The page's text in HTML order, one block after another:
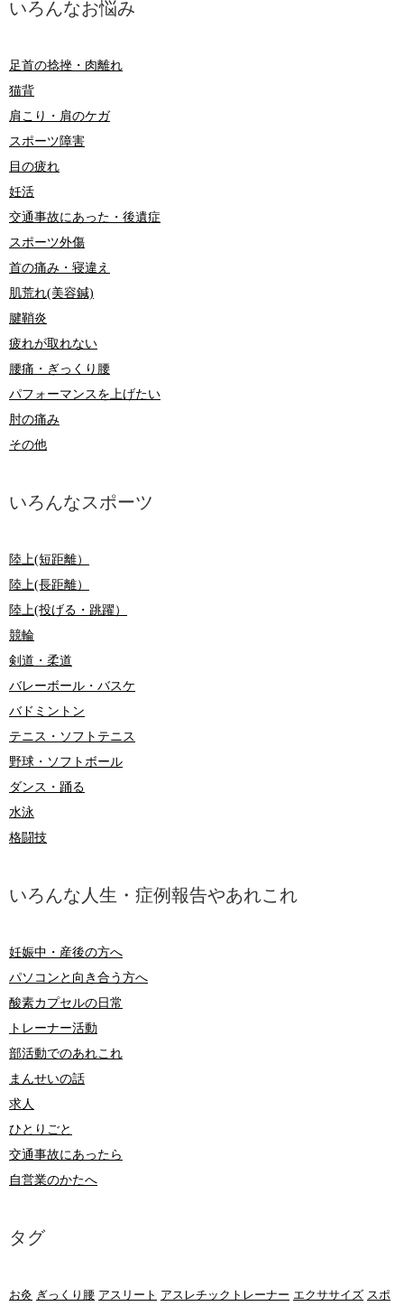
いろんなお悩み
足首の捻挫・肉離れ
猫背
肩こり・肩のケガ
スポーツ障害
目の疲れ
妊活
交通事故にあった・後遺症
スポーツ外傷
首の痛み・寝違え
肌荒れ(美容鍼)
腱鞘炎
疲れが取れない
腰痛・ぎっくり腰
パフォーマンスを上げたい
肘の痛み
その他
いろんなスポーツ
陸上(短距離）
陸上(長距離）
陸上(投げる・跳躍）
競輪
剣道・柔道
バレーボール・バスケ
バドミントン
テニス・ソフトテニス
野球・ソフトボール
ダンス・踊る
水泳
格闘技
いろんな人生・症例報告やあれこれ
妊娠中・産後の方へ
パソコンと向き合う方へ
酸素カプセルの日常
トレーナー活動
部活動でのあれこれ
まんせいの話
求人
ひとりごと
交通事故にあったら
自営業のかたへ
タグ
お灸 ぎっくり腰 アスリート アスレチックトレーナー エクササイズ スポ